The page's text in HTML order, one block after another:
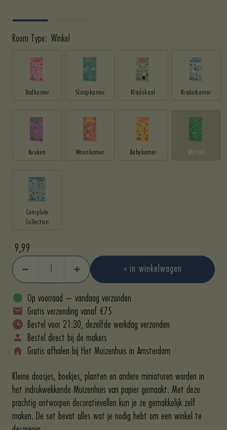
Room Type: Winkel
Badkamer Slaapkamer Klaslokaal Kinderkamer
Keuken Woonkamer Babykamer Winkel
Complete
Collection
Aanbieding
9,99
Aantal
in winkelwagen
Op voorraad – vandaag verzonden
Gratis verzending vanaf €75
Bestel voor 21:30, dezelfde werkdag verzonden
Bestel direct bij de makers
Gratis afhalen bij Het Muizenhuis in Amsterdam
Kleine doosjes, boekjes, planten en andere miniaturen worden in
het indrukwekkende Muizenhuis van papier gemaakt. Met deze
prachtig ontworpen decoratievellen kun je ze gemakkelijk zelf
maken. De set bevat alles wat je nodig hebt om een winkel te